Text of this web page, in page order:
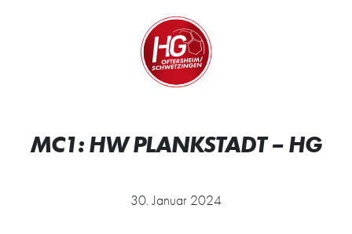
Zur Startseite
MC1: HW PLANKSTADT – HG
30. Januar 2024